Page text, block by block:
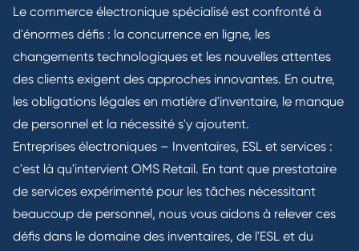
Le commerce électronique spécialisé est confronté à
d'énormes défis : la concurrence en ligne, les
changements technologiques et les nouvelles attentes
des clients exigent des approches innovantes. En outre,
les obligations légales en matière d'inventaire, le manque
de personnel et la nécessité s'y ajoutent.
Entreprises électroniques – Inventaires, ESL et services :
c'est là qu'intervient OMS Retail. En tant que prestataire
de services expérimenté pour les tâches nécessitant
beaucoup de personnel, nous vous aidons à relever ces
défis dans le domaine des inventaires, de l'ESL et du